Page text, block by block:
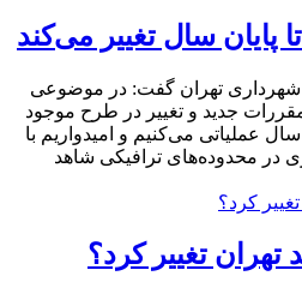
پایان سال تغییر می‌کند
شهرداری تهران گفت: در موضوعی
جدید و تغییر در طرح موجود
عملیاتی می‌کنیم و امیدواریم با
در محدوده‌های ترافیکی شاهد
تغییر کرد؟